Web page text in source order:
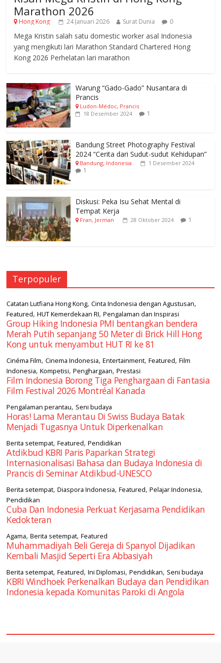
Marathon 2026
Hong Kong 24 Januari 2026 Surat Dunia 0
Mega Kristin salah satu domestic worker asal Indonesia
yang mengikuti lari Marathon Standard Chartered Hong
Kong 2026 Perhelatan lari marathon
Warung “Gado-Gado” Nusantara di
Prancis
Ludon-Médoc, Prancis
18 Desember 2024
1
Bandung Street Photography Festival
2024 “Cerita dari Sudut-sudut Kehidupan”
Bandung, Indonesia 1 Desember 2024
1
Diskusi: Peka Isu Sehat Mental di
Tempat Kerja
Fran, Jerman 28 Oktober 2024 1
Terpopuler
Catatan Lutfiana Hong Kong,Cinta Indonesia dengan Agustusan,
Featured,HUT Kemerdekaan RI,Pengalaman dan Inspirasi
Group Hiking Indonesia PMI bentangkan bendera
Merah Putih sepanjang 50 Meter di Brick Hill Hong
Kong untuk menyambut HUT RI ke 81
Cinéma Film,Cinema Indonesia,Entertainment,Featured,Film
Indonesia,Kompetisi,Penghargaan,Prestasi
Film Indonesia Borong Tiga Penghargaan di Fantasia
Film Festival 2026 Montréal Kanada
Pengalaman perantau, Seni budaya
Horas! Lama Merantau Di Swiss Budaya Batak
Menjadi Tugasnya Untuk Diperkenalkan
Berita setempat,Featured,Pendidikan
Atdikbud KBRI Paris Paparkan Strategi
Internasionalisasi Bahasa dan Budaya Indonesia di
Prancis di Seminar Atdikbud-UNESCO
Berita setempat,Diaspora Indonesia,Featured,Pelajar Indonesia,
Pendidikan
Cuba Dan Indonesia Perkuat Kerjasama Pendidikan
Kedokteran
Agama,Berita setempat,Featured
Muhammadiyah Beli Gereja di Spanyol Dijadikan
Kembali Masjid Seperti Era Abbasiyah
Berita setempat,Featured,Ini Diplomasi,Pendidikan, Seni budaya
KBRI Windhoek Perkenalkan Budaya dan Pendidikan
Indonesia kepada Komunitas Paroki di Angola